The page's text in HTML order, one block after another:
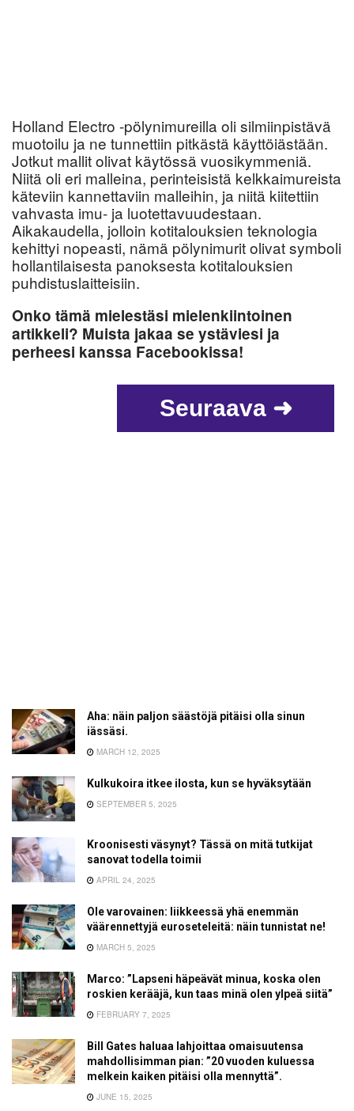
Holland Electro -pölynimureilla oli silmiinpistävä
muotoilu ja ne tunnettiin pitkästä käyttöiästään.
Jotkut mallit olivat käytössä vuosikymmeniä.
Niitä oli eri malleina, perinteisistä kelkkaimureista
käteviin kannettaviin malleihin, ja niitä kiitettiin
vahvasta imu- ja luotettavuudestaan.
Aikakaudella, jolloin kotitalouksien teknologia
kehittyi nopeasti, nämä pölynimurit olivat symboli
hollantilaisesta panoksesta kotitalouksien
puhdistuslaitteisiin.
Onko tämä mielestäsi mielenkiintoinen
artikkeli? Muista jakaa se ystäviesi ja
perheesi kanssa Facebookissa!
Seuraava ➜
Aha: näin paljon säästöjä pitäisi olla sinun
iässäsi.
MARCH 12, 2025
Kulkukoira itkee ilosta, kun se hyväksytään
SEPTEMBER 5, 2025
Kroonisesti väsynyt? Tässä on mitä tutkijat
sanovat todella toimii
APRIL 24, 2025
Ole varovainen: liikkeessä yhä enemmän
väärennettyjä euroseteleitä: näin tunnistat ne!
MARCH 5, 2025
Marco: ”Lapseni häpeävät minua, koska olen
roskien kerääjä, kun taas minä olen ylpeä siitä”
FEBRUARY 7, 2025
Bill Gates haluaa lahjoittaa omaisuutensa
mahdollisimman pian: ”20 vuoden kuluessa
melkein kaiken pitäisi olla mennyttä”.
JUNE 15, 2025